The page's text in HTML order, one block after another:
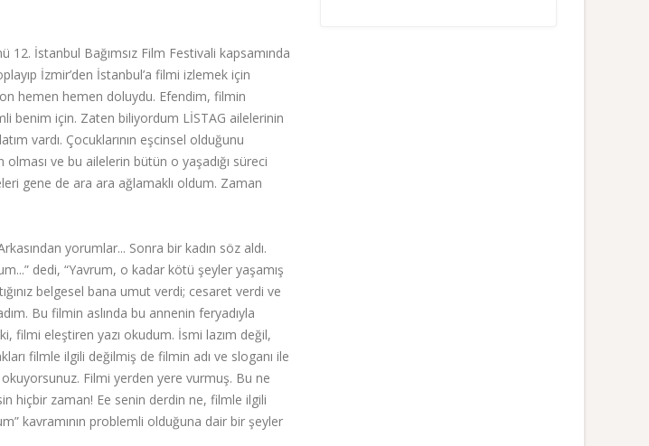
İstanbul Bağımsız Film Festivali kapsamında
İzmir’den İstanbul’a filmi izlemek için
hemen hemen doluydu. Efendim, filmin
benim için. Zaten biliyordum LİSTAG ailelerinin
vardı. Çocuklarının eşcinsel olduğunu
ve bu ailelerin bütün o yaşadığı süreci
gene de ara ara ağlamaklı oldum. Zaman
yorumlar... Sonra bir kadın söz aldı.
dedi, “Yavrum, o kadar kötü şeyler yaşamış
belgesel bana umut verdi; cesaret verdi ve
Bu filmin aslında bu annenin feryadıyla
filmi eleştiren yazı okudum. İsmi lazım değil,
filmle ilgili değilmiş de filmin adı ve sloganı ile
okuyorsunuz. Filmi yerden yere vurmuş. Bu ne
hiçbir zaman! Ee senin derdin ne, filmle ilgili
kavramının problemli olduğuna dair bir şeyler